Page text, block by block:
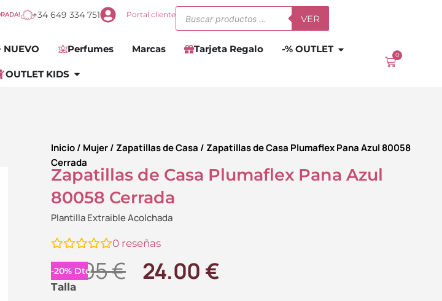
+34 649 334 751 Portal clienteBúsqueda
de
productos
VER
NUEVO Perfumes Marcas Tarjeta Regalo -% OUTLET Abrir
OUTLET KIDS Abrir
0
Carrito
Inicio/ Mujer/Zapatillas de Casa / Zapatillas de Casa Plumaflex Pana Azul 80058
Cerrada
Zapatillas de Casa Plumaflex Pana Azul
80058 Cerrada
Plantilla Extraible Acolchada
0 reseñas
-20% Dto.
29.95€ El
24.00 €El
Talla
Zapatillas